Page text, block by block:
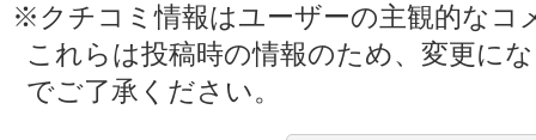
※クチコミ情報はユーザーの主観的なコ
これらは投稿時の情報のため、変更に
でご了承ください。